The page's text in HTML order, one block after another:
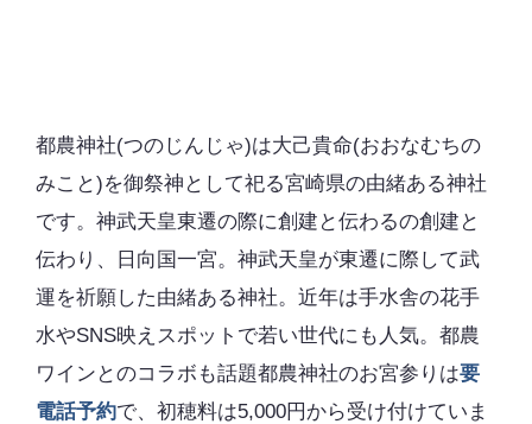
都農神社(つのじんじゃ)は大己貴命(おおなむちの
みこと)を御祭神として祀る宮崎県の由緒ある神社
です。神武天皇東遷の際に創建と伝わるの創建と
伝わり、日向国一宮。神武天皇が東遷に際して武
運を祈願した由緒ある神社。近年は手水舎の花手
水やSNS映えスポットで若い世代にも人気。都農
ワインとのコラボも話題都農神社のお宮参りは要
電話予約で、初穂料は5,000円から受け付けていま